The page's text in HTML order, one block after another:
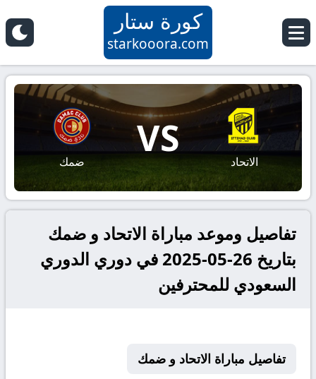
كورة ستار
starkooora.com
الاتحاد
VS
ضمك
تفاصيل وموعد مباراة الاتحاد و ضمك
بتاريخ 26-05-2025 في دوري الدوري
السعودي للمحترفين
تفاصيل مباراة الاتحاد و ضمك